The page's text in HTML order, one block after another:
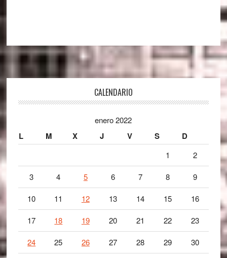
CALENDARIO
enero 2022
L M X J V S D
1 2
3 4 5 6 7 8 9
10 11 12 13 14 15 16
17 18 19 20 21 22 23
24 25 26 27 28 29 30